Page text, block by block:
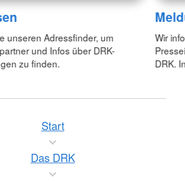
unseren Adressfinder, um
und Infos über DRK-
zu finden.
Wir
DRK.
Start
Das DRK